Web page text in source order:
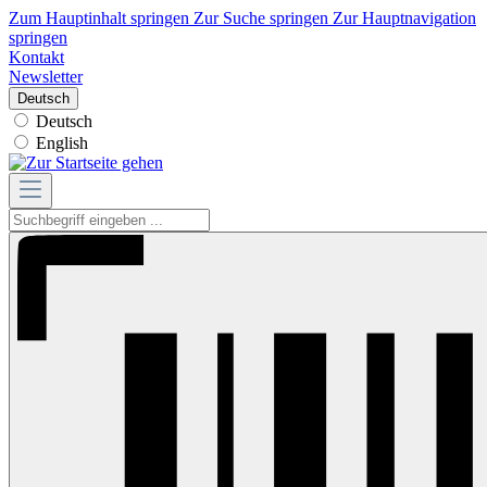
Zum Hauptinhalt springen Zur Suche springen Zur Hauptnavigation
springen
Kontakt
Newsletter
Deutsch
Deutsch
English